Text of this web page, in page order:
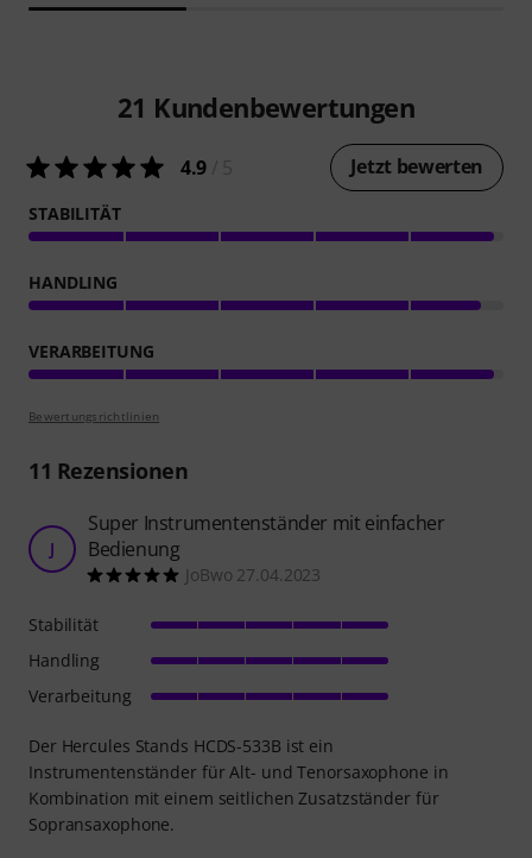
21 Kundenbewertungen
4.9 Jetzt bewerten
STABILITÄT
HANDLING
VERARBEITUNG
Bewertungsrichtlinien
11 Rezensionen
J
Super Instrumentenständer mit einfacher
Bedienung
JoBwo 27.04.2023
Der Hercules Stands HCDS-533B ist ein
Instrumentenständer für Alt- und Tenorsaxophone in
Kombination mit einem seitlichen Zusatzständer für
Sopransaxophone.
Stabilität
Handling
Verarbeitung